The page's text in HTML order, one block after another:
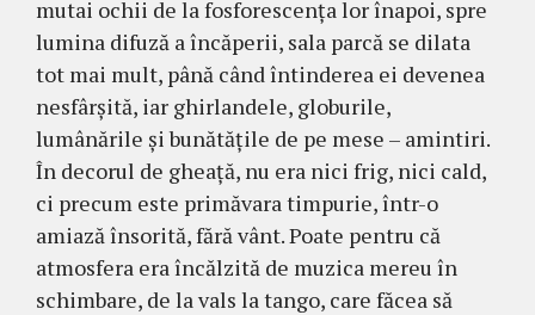
mu­tai ochii de la fosforescenţa lor înapoi, spre
lumina di­fu­ză a încăperii, sala parcă se dilata
tot mai mult, până când întinderea ei devenea
nesfârşită, iar ghir­lan­dele, globurile,
lumânările şi bunătăţile de pe mese – amin­tiri.
În decorul de gheaţă, nu era nici frig, nici cald,
ci precum este primăvara timpurie, într-o
amiază însorită, fără vânt. Poate pentru că
atmosfera era încăl­zi­tă de mu­zica mereu în
schim­ba­re, de la vals la tango, care făcea să